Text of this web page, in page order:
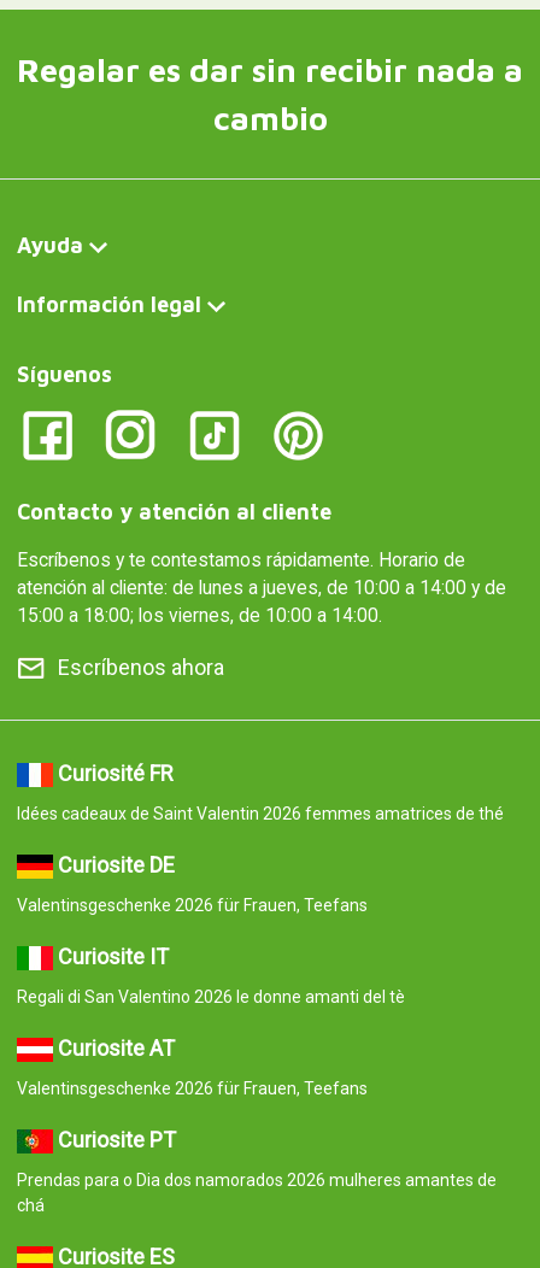
Regalar es dar sin recibir nada a
cambio
Ayuda
Información legal
Síguenos
Contacto y atención al cliente
Escríbenos y te contestamos rápidamente. Horario de
atención al cliente: de lunes a jueves, de 10:00 a 14:00 y de
15:00 a 18:00; los viernes, de 10:00 a 14:00.
Escríbenos ahora
Curiosité FR
Idées cadeaux de Saint Valentin 2026 femmes amatrices de thé
Curiosite DE
Valentinsgeschenke 2026 für Frauen, Teefans
Curiosite IT
Regali di San Valentino 2026 le donne amanti del tè
Curiosite AT
Valentinsgeschenke 2026 für Frauen, Teefans
Curiosite PT
Prendas para o Dia dos namorados 2026 mulheres amantes de
chá
Curiosite ES